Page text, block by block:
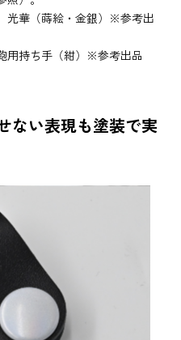
光華（蒔絵・金銀）※参考出
用持ち手（紺）※参考出品
ない表現も塗装で実